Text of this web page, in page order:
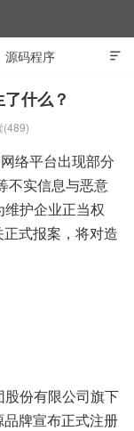

源码程序
什么？
(489)
络平台出现部分
不实信息与恶意
护企业正当权
式报案，将对造
份有限公司旗下
牌宣布正式注册